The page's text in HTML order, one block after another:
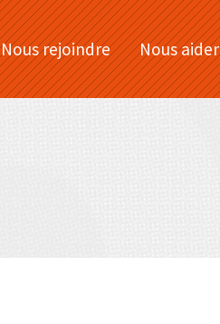
Nous rejoindre Nous aider